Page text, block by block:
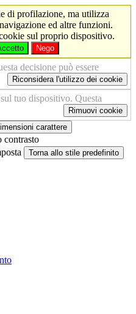
di profilazione, ma utilizza
ed altre funzioni.
sul proprio dispositivo.
Nego
decisione può essere
Riconsidera l'utilizzo dei cookie
tuo dispositivo. Questa
Rimuovi cookie
carattere
contrasto
Torna allo stile predefinito